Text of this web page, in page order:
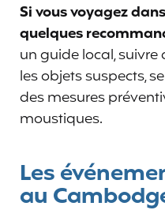
Si vous voyagez
quelques
un guide local, suivre
les objets suspects,
des mesures
moustiques.
Les
au